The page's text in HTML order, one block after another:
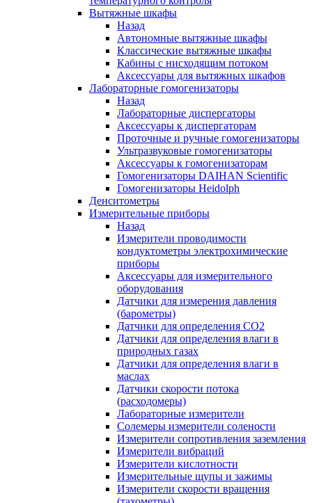
Вытяжные шкафы
Назад
Автономные вытяжные шкафы
Классические вытяжные шкафы
Кабины с нисходящим потоком
Аксессуары для вытяжных шкафов
Лабораторные гомогенизаторы
Назад
Лабораторные диспергаторы
Аксессуары к диспергаторам
Проточные и ручные гомогенизаторы
Ультразвуковые гомогенизаторы
Аксессуары к гомогенизаторам
Гомогенизаторы DAIHAN Scientific
Гомогенизаторы Heidolph
Денситометры
Измерительные приборы
Назад
Измерители проводимости
кондуктометры электрохимические
приборы
Аксессуары для измерительного
оборудования
Датчики для измерения давления
(барометры)
Датчики для определения CO2
Датчики для определения влаги в
природных газах
Датчики для определения влаги в
маслах
Датчики скорости потока
(расходомеры)
Лабораторные измерители
Солемеры измерители солености
Измерители сопротивления заземления
Измерители вибраций
Измерители кислотности
Измерительные щупы и зажимы
Измерители скорости вращения